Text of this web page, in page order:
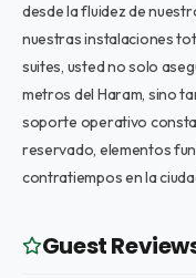
desde la fluidez de
nuestras instalaciones
suites, usted no solo
metros del Haram, sino
soporte operativo
reservado, elementos
contratiempos en la
Guest